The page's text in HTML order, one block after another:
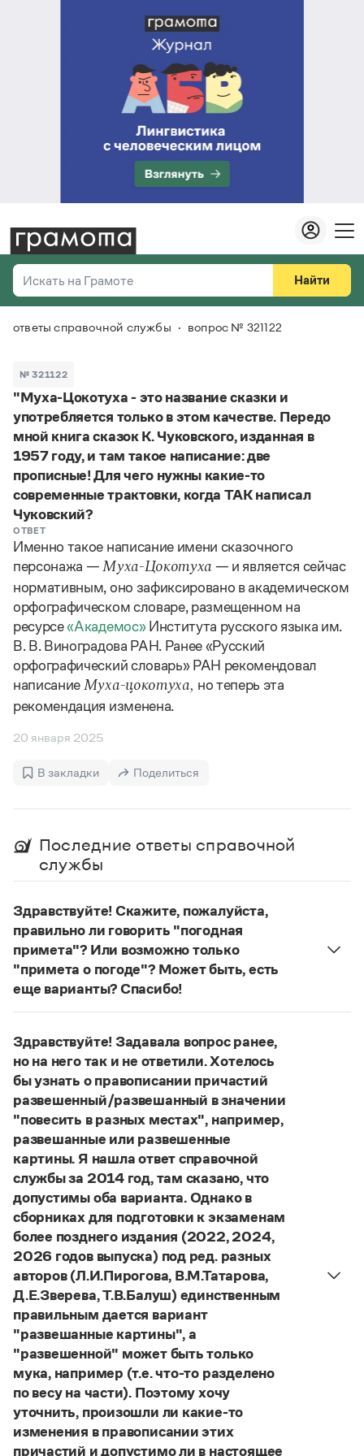
Искать на Грамоте
Справочная служба
Все вопросы
Словари
Большой орфоэпический словарь русского языка
Большой толковый словарь русских глаголов
Большой толковый словарь русских существительных
Большой толковый словарь русского языка
Большой универсальный словарь русского языка
Русский орфографический словарь
Русское словесное ударение
Современный словарь иностранных слов
Словарь антонимов
Словарь методических терминов
Словарь русских имён
Словарь синонимов
Словарь собственных имён
Словарь трудностей русского языка
Словари русского языка как государственного
Справочники
Правила русской орфографии и пунктуации
Русский язык. Краткий теоретический курс
для школьников
Справочник по пунктуации
Словарь-справочник трудностей
Справочник по фразеологии
Азбучные истины
Словарь-справочник непростые слова
Все справочники портала
Журнал
Новости и события
Статьи
Монологи
Лекции и подкасты
Рекомендуем
Учебник Грамоты
Правила русского языка: от азов до тонкостей
Интерактивные упражнения: от простого к сложному
Скороговорки
Издательство
Словари
Научпоп
Учебники и справочники
Найти
Везде
Поиск по всем разделам
Словари
Русский орфографический словарь
Большой орфоэпический словарь русского языка
Словарь трудностей русского языка
Словарь собственных имён
Большой универсальный словарь русского языка
Большой толковый словарь русского языка
Современный словарь иностранных слов
Большой толковый словарь русских
существительных
Большой толковый словарь русских глаголов
Словарь синонимов
Словарь антонимов
Управление в русском языке
Словарь методических терминов
Ответы справочной службы
Справочники
Правила русской орфографии и пунктуации
Русский язык: краткий теоретический курс для
школьников
Письмовник
Справочник по пунктуации
Словарь-справочник трудностей русского языка
Справочник по фразеологии
Словарь-справочник «Непростые слова»
Азбучные истины
Правила русской орфографии и пунктуации
Учебник
Журнал
Можно использовать знаки подстановки
? — для любого символа, включая пробелы и дефисы (
мпания,тер?а?а,общественно?полезный)
*
— для любого количества символов, кроме пробела
(видео-*,ране*ый)
ответы справочной службы вопрос № 321122
№ 321122
"Муха-Цокотуха - это название сказки и
употребляется только в этом качестве. Передо
мной книга сказок К. Чуковского, изданная в
1957 году, и там такое написание: две
прописные! Для чего нужны какие-то
современные трактовки, когда ТАК написал
Чуковский?
ОТВЕТ
Именно такое написание имени сказочного
персонажа —Муха-Цокотуха — и является сейчас
нормативным, оно зафиксировано в академическом
орфографическом словаре, размещенном на
ресурсе«Академос»Института русского языка им.
В. В. Виноградова РАН. Ранее «Русский
орфографический словарь» РАН рекомендовал
написание Муха-цокотуха, но теперь эта
рекомендация изменена.
20 января 2025
В закладки Поделиться
Последние ответы справочной
службы
Здравствуйте! Скажите, пожалуйста,
правильно ли говорить "погодная
примета"? Или возможно только
"примета о погоде"? Может быть, есть
еще варианты? Спасибо!
Сочетаниепогодные приметыотвечает нормам
сочетанияприметы(хорошей, плохой)погоды
приметы о погоде;приметы, относящиеся
к погоде.
Страница ответа
Здравствуйте! Задавала вопрос ранее,
но на него так и не ответили. Хотелось
бы узнать о правописании причастий
развешенный/развешанный в значении
"повесить в разных местах", например,
развешанные или развешенные
картины. Я нашла ответ справочной
службы за 2014 год, там сказано, что
допустимы оба варианта. Однако в
сборниках для подготовки к экзаменам
более позднего издания (2022, 2024,
2026 годов выпуска) под ред. разных
авторов (Л.И.Пирогова, В.М.Татарова,
Д.Е.Зверева, Т.В.Балуш) единственным
правильным дается вариант
"развешанные картины", а
"развешенной" может быть только
мука, например (т.е. что-то разделено
по весу на части). Поэтому хочу
уточнить, произошли ли какие-то
изменения в правописании этих
причастий и допустимо ли в настоящее